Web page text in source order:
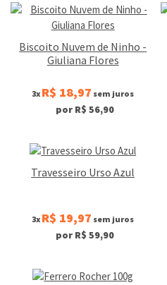
Biscoito Nuvem de Ninho -
Giuliana Flores
3x R$ 18,97 sem juros
por R$ 56,90
Travesseiro Urso Azul
3x R$ 19,97 sem juros
por R$ 59,90